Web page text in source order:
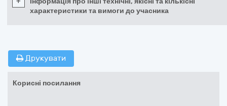
характеристики та вимоги до учасника
Друкувати
Корисні посилання